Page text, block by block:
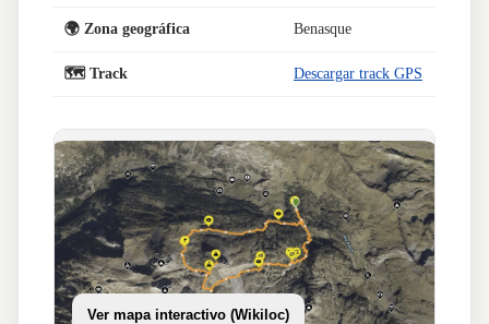
🌍 Zona geográfica Benasque
🗺️ Track Descargar track GPS
Ver mapa interactivo (Wikiloc)